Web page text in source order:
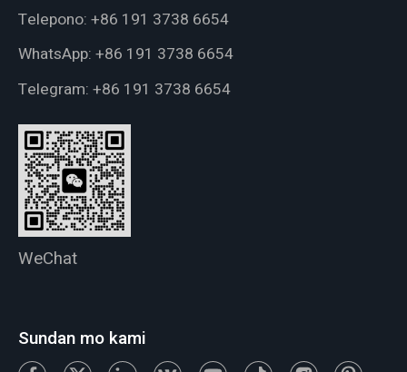
Telepono: +86 191 3738 6654
WhatsApp: +86 191 3738 6654
Telegram: +86 191 3738 6654
WeChat
Sundan mo kami